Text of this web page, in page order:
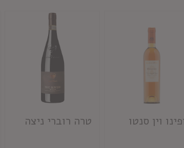
וין סנטו טרה רוברי ניצה